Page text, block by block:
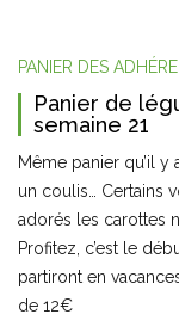
PANIER DES
Panier de
semaine 21
Même panier qu’il
un coulis… Certains
adorés les carottes
Profitez, c’est le
partiront en
de 12€